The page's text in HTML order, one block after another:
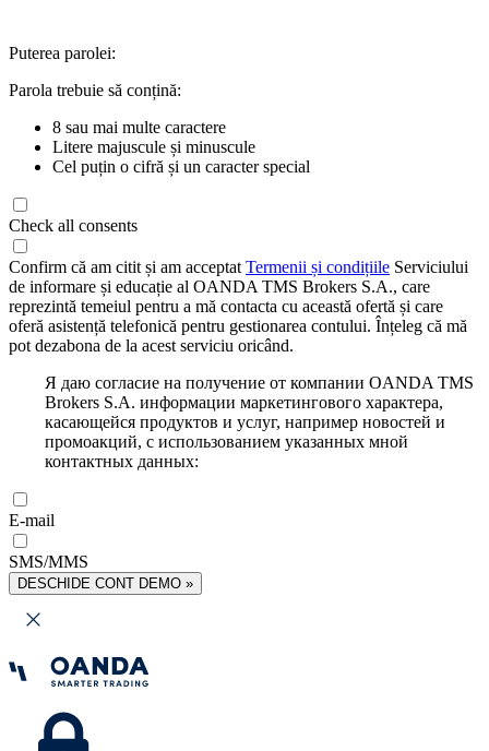
Puterea parolei:
Parola trebuie să conțină:
8 sau mai multe caractere
Litere majuscule și minuscule
Cel puțin o cifră și un caracter special
Check all consents
Confirm că am citit și am acceptat Termenii și condițiile Serviciului
de informare și educație al OANDA TMS Brokers S.A., care
reprezintă temeiul pentru a mă contacta cu această ofertă și care
oferă asistență telefonică pentru gestionarea contului. Înțeleg că mă
pot dezabona de la acest serviciu oricând.
Я даю согласие на получение от компании OANDA TMS
Brokers S.A. информации маркетингового характера,
касающейся продуктов и услуг, например новостей и
промоакций, с использованием указанных мной
контактных данных:
E-mail
SMS/MMS
DESCHIDE CONT DEMO »